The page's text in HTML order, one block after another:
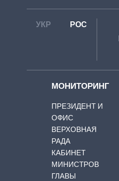
УКР РОС
МОНИТОРИНГ
ПРЕЗИДЕНТ И
ОФИС
ВЕРХОВНАЯ
РАДА
КАБИНЕТ
МИНИСТРОВ
ГЛАВЫ